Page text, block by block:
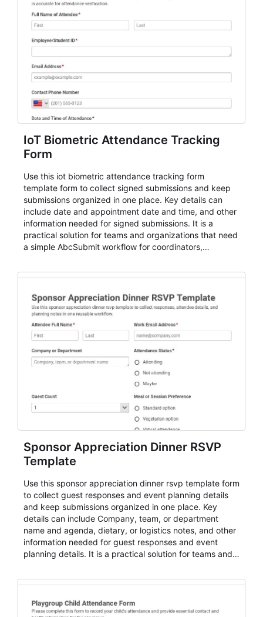
IoT Biometric Attendance Tracking
Form
Use this iot biometric attendance tracking form
template form to collect signed submissions and keep
submissions organized in one place. Key details can
include date and appointment date and time, and other
information needed for signed submissions. It is a
practical solution for teams and organizations that need
a simple AbcSubmit workflow for coordinators,
Sponsor Appreciation Dinner RSVP
Template
Use this sponsor appreciation dinner rsvp template form
to collect guest responses and event planning details
and keep submissions organized in one place. Key
details can include Company, team, or department
name and agenda, dietary, or logistics notes, and other
information needed for guest responses and event
planning details. It is a practical solution for teams and
for teams and organizations.